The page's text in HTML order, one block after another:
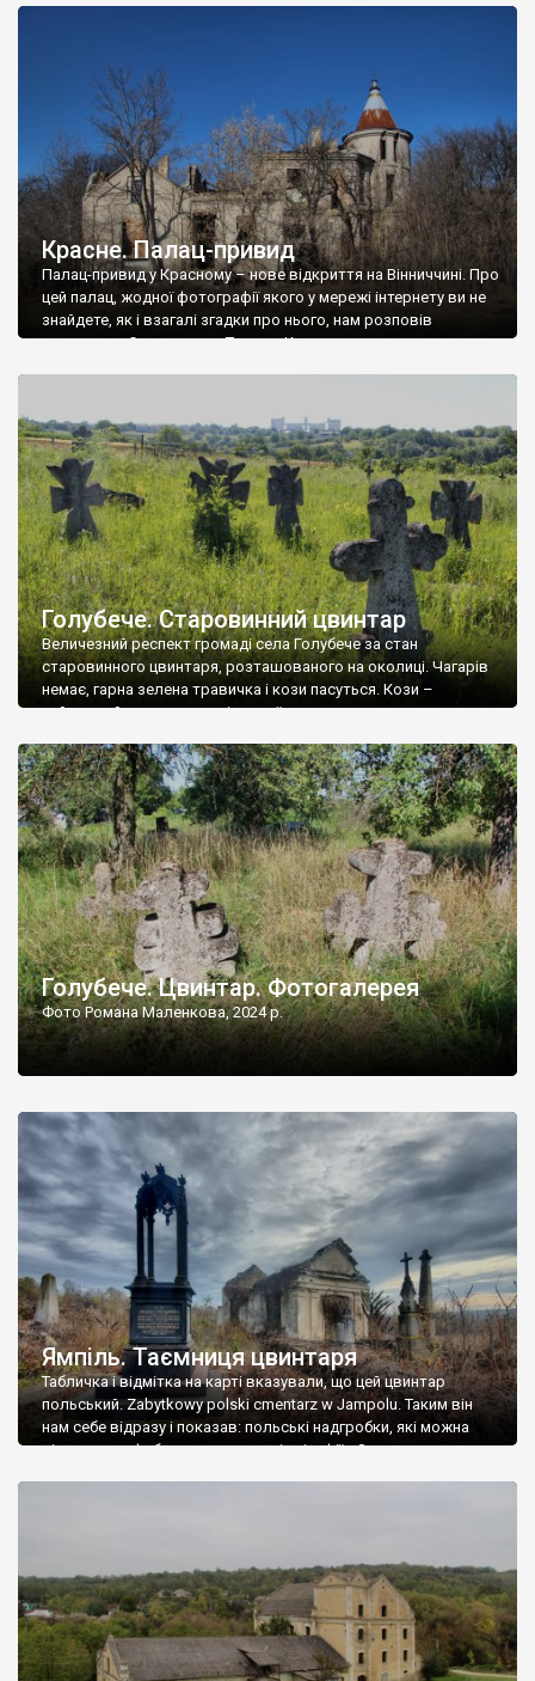
Красне. Палац-привид
Палац-привид у Красному – нове відкриття на Вінниччині. Про
цей палац, жодної фотографії якого у мережі інтернету ви не
знайдете, як і взагалі згадки про нього, нам розповів
мешканець Самгородка. Палац у Красному вразив не лише
Голубече. Старовинний цвинтар
Величезний респект громаді села Голубече за стан
старовинного цвинтаря, розташованого на околиці. Чагарів
немає, гарна зелена травичка і кози пасуться. Кози –
найкращий регулятор шкідливої, для старих кладовищ,
бруньками, кози ті бруньки обгризають, бо то улюблений
делікатес. На цвинтарі у Голубечому ціла колекція
різноманітних форм хрестів. Село відносно невелике, […]
Голубече. Цвинтар. Фотогалерея
Фото Романа Маленкова, 2024 р.
Ямпіль. Таємниця цвинтаря
Табличка і відмітка на карті вказували, що цей цвинтар
польський. Zabytkowy polski cmentarz w Jampolu. Таким він
нам себе відразу і показав: польські надгробки, які можна
віднести до фабричних, польські епітафії… Загалом цвинтар